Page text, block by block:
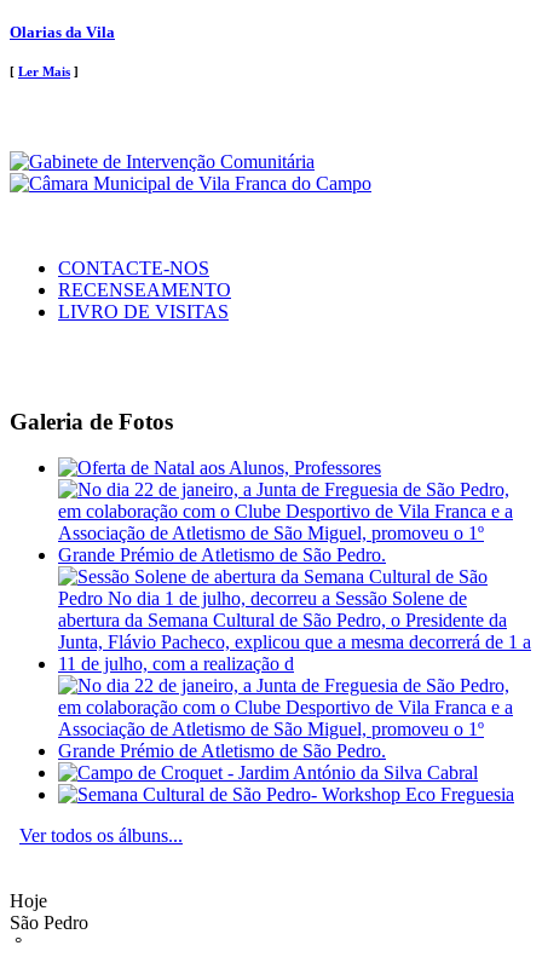
Olarias da Vila
[ Ler Mais ]
CONTACTE-NOS
RECENSEAMENTO
LIVRO DE VISITAS
Galeria de Fotos
Ver todos os álbuns...
Hoje
São Pedro
°